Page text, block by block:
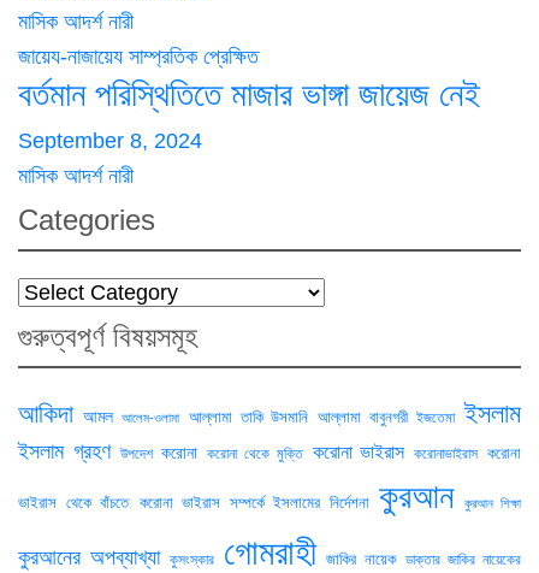
মাসিক আদর্শ নারী
জায়েয-নাজায়েয সাম্প্রতিক প্রেক্ষিত
বর্তমান পরিস্থিতিতে মাজার ভাঙ্গা জায়েজ নেই
September 8, 2024
মাসিক আদর্শ নারী
Categories
Categories
গুরুত্বপূর্ণ বিষয়সমূহ
আকিদা আমল আলেম-ওলামা আল্লামা তাকি উসমানি আল্লামা বাবুনগরী ইজতেমা ইসলাম
ইসলাম গ্রহণ উপদেশ করোনা করোনা থেকে মুক্তি করোনা ভাইরাস করোনাভাইরাস করোনা
ভাইরাস থেকে বাঁচতে করোনা ভাইরাস সম্পর্কে ইসলামের নির্দেশনা কুরআন কুরআন শিক্ষা
কুরআনের অপব্যাখ্যা কুসংস্কার গোমরাহী জাকির নায়েক ডাক্তার জাকির নায়েকের